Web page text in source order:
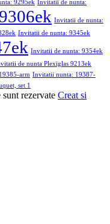
9295ek Invitatii de nunta:
Invitatii de nunta:
Invitatii de nunta: 9345ek
Invitatii de nunta: 9354ek
de nunta Plexiglas 9213ek
arm Invitatii nunta: 19387-
set 1
rezervate Creat si